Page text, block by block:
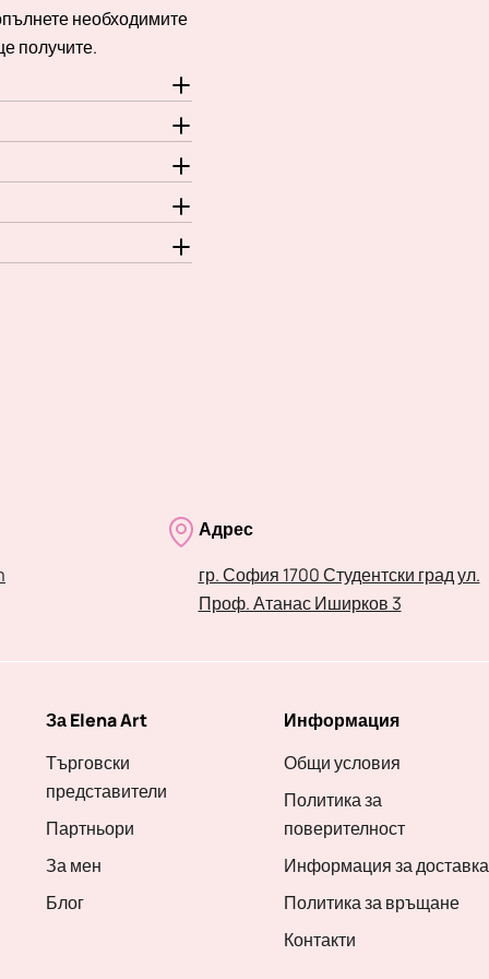
необходимите
получите.
Адрес
гр. София 1700 Студентски град ул.
Проф. Атанас Иширков 3
За Elena Art
Търговски
представители
Партньори
За мен
Блог
Информация
Общи условия
Политика за
поверителност
Информация за доставка
Политика за връщане
Контакти